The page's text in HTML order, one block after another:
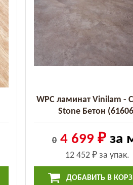
WPC ламинат Vinilam -
Stone Бетон
0 4 699 ₽ за
12 452 ₽ за упак.
ДОБАВИТЬ В